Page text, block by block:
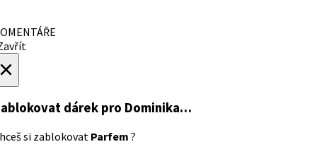
dárek pro Dominika…
si zablokovat Parfem ?